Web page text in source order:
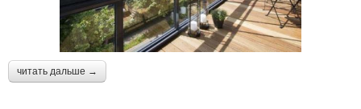
читать дальше →